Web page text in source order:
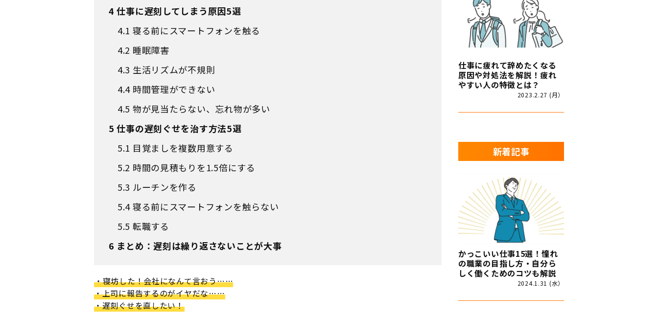
4 仕事に遅刻してしまう原因5選
4.1 寝る前にスマートフォンを触る
4.2 睡眠障害
4.3 生活リズムが不規則
4.4 時間管理ができない
4.5 物が見当たらない、忘れ物が多い
5 仕事の遅刻ぐせを治す方法5選
5.1 目覚ましを複数用意する
5.2 時間の見積もりを1.5倍にする
5.3 ルーチンを作る
5.4寝る前にスマートフォンを触らない
5.5 転職する
6 まとめ：遅刻は繰り返さないことが大事
・寝坊した！会社になんて言おう……
・上司に報告するのがイヤだな……
・遅刻ぐせを直したい！
仕事に疲れて辞めたくなる
原因や対処法を解説！疲れ
やすい人の特徴とは？
2023.2.27 (月）
新着記事
かっこいい仕事15選！憧れ
の職業の目指し方・自分ら
しく働くためのコツも解説
2024.1.31 (水）